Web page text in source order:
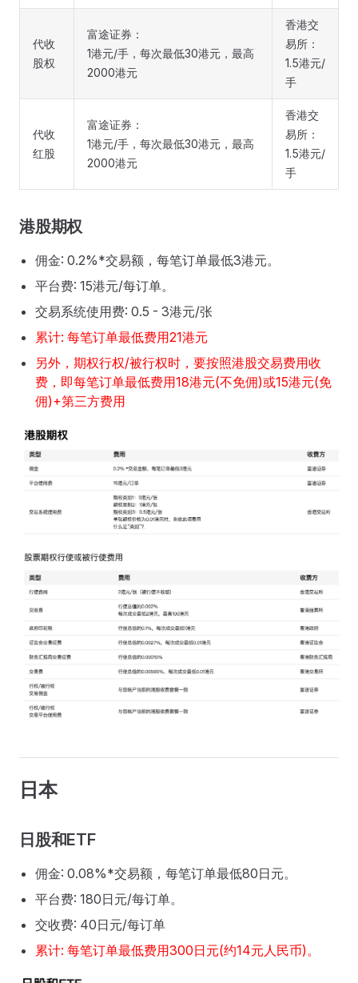
代收
股权
富途证券：
1港元/手，每次最低30港元，最高
2000港元
香港交
易所：
1.5港元/
手
代收
红股
富途证券：
1港元/手，每次最低30港元，最高
2000港元
香港交
易所：
1.5港元/
手
港股期权
佣金: 0.2%*交易额，每笔订单最低3港元。
平台费: 15港元/每订单。
交易系统使用费: 0.5 - 3港元/张
累计: 每笔订单最低费用21港元
另外，期权行权/被行权时，要按照港股交易费用收
费，即每笔订单最低费用18港元(不免佣)或15港元(免
佣)+第三方费用
日本
日股和ETF
佣金: 0.08%*交易额，每笔订单最低80日元。
平台费: 180日元/每订单。
交收费: 40日元/每订单
累计: 每笔订单最低费用300日元(约14元人民币)。